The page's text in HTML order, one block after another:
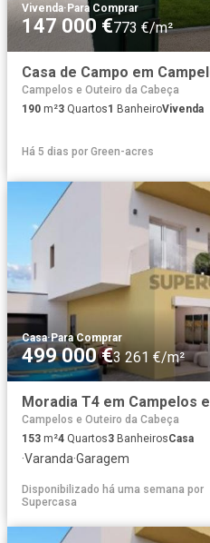
Vivenda·Para Comprar
147 000 €773 €/m²
Campelos e Outeiro da Cabeça
190 m²3 Quartos1 BanheiroVivenda
Há 5 dias por Green-acres
Casa·Para Comprar
499 000 €3 261 €/m²
Moradia T4 em Campelos
Campelos e Outeiro da Cabeça
153 m²4 Quartos3 BanheirosCasa
·Varanda·Garagem
Disponibilizado há uma semana por
Supercasa